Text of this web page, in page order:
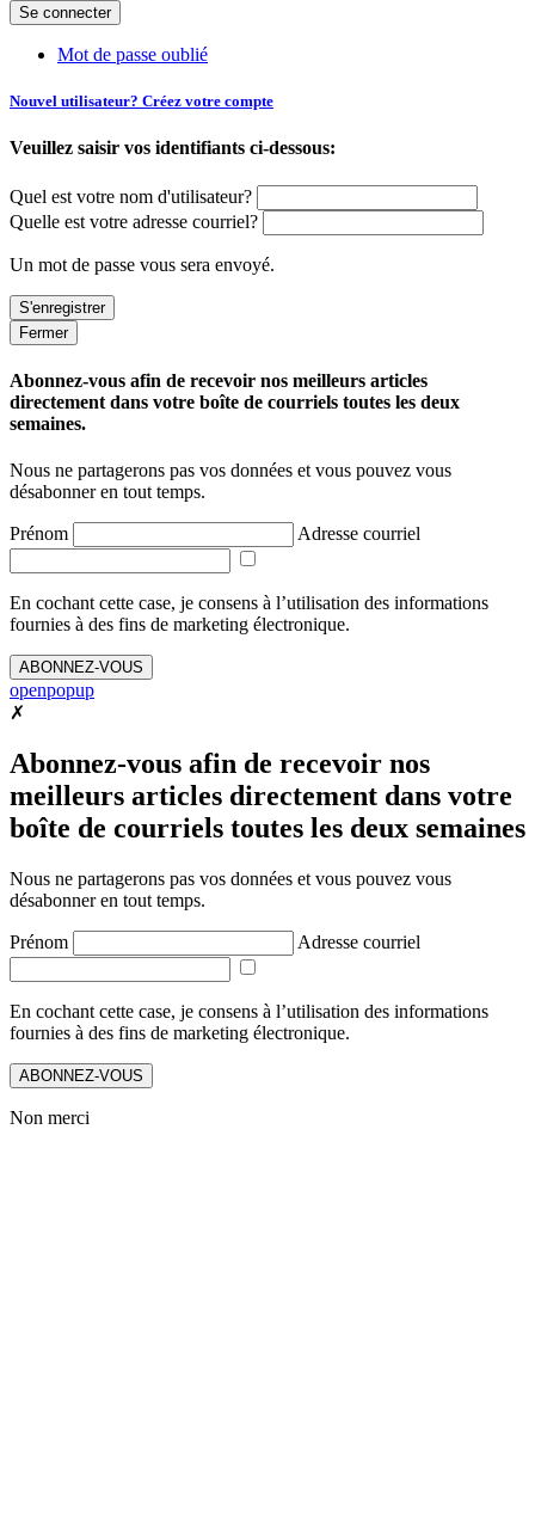
Mot de passe oublié
Nouvel utilisateur? Créez votre compte
Veuillez saisir vos identifiants ci-dessous:
Quel est votre nom d'utilisateur?
Quelle est votre adresse courriel?
Un mot de passe vous sera envoyé.
Fermer
Abonnez-vous afin de recevoir nos meilleurs articles
directement dans votre boîte de courriels toutes les deux
semaines.
Nous ne partagerons pas vos données et vous pouvez vous
désabonner en tout temps.
Prénom Adresse courriel
En cochant cette case, je consens à l’utilisation des informations
fournies à des fins de marketing électronique.
ABONNEZ-VOUS
openpopup
✗
Abonnez-vous afin de recevoir nos
meilleurs articles directement dans votre
boîte de courriels toutes les deux semaines
Nous ne partagerons pas vos données et vous pouvez vous
désabonner en tout temps.
Prénom Adresse courriel
En cochant cette case, je consens à l’utilisation des informations
fournies à des fins de marketing électronique.
ABONNEZ-VOUS
Non merci